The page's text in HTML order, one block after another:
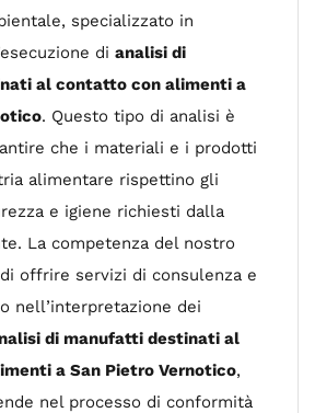
specializzato in
di analisi di
al contatto con alimenti a
. Questo tipo di analisi è
che i materiali e i prodotti
alimentare rispettino gli
e igiene richiesti dalla
La competenza del nostro
offrire servizi di consulenza e
nell’interpretazione dei
di manufatti destinati al
a San Pietro Vernotico,
nel processo di conformità